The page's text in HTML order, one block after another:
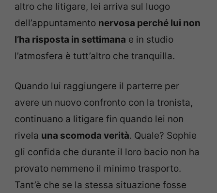
altro che litigare, lei arriva sul luogo
dell’appuntamento nervosa perché lui non
l’ha risposta in settimana e in studio
l’atmosfera è tutt’altro che tranquilla.
Quando lui raggiungere il parterre per
avere un nuovo confronto con la tronista,
continuano a litigare fin quando lei non
rivela una scomoda verità. Quale? Sophie
gli confida che durante il loro bacio non ha
provato nemmeno il minimo trasporto.
Tant’è che se la stessa situazione fosse